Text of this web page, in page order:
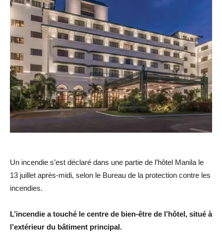
Un incendie s’est déclaré dans une partie de l’hôtel Manila le
13 juillet après-midi, selon le Bureau de la protection contre les
incendies.
L’incendie a touché le centre de bien-être de l’hôtel, situé à
l’extérieur du bâtiment principal.